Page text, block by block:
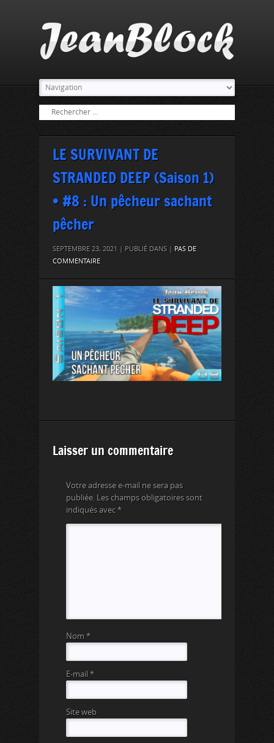
LE SURVIVANT DE
STRANDED DEEP (Saison 1)
• #8 : Un pêcheur sachant
pêcher
SEPTEMBRE 23, 2021 | PUBLIÉ DANS | PAS DE
COMMENTAIRE
Laisser un commentaire
Votre adresse e-mail ne sera pas
publiée. Les champs obligatoires sont
indiqués avec *
Nom *
E-mail *
Site web